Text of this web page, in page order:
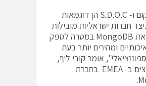
"גולן טלקום ו- S.D.O.C הן דוגמאות
חברות ישראליות מובילות
מאמצות את MongoDB במטרה לספק
ומהירים יותר בעת
אומר קובי ליף,
מנהל ערוצים ב- EMEA בחברת